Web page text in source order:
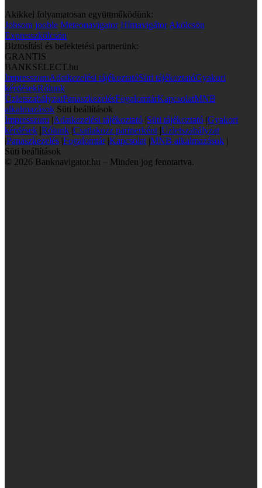
Akikkel folyamatosan együttműködünk:
Jobsora jooble Meteonavigator Hírnavigátor Akölcsön
Expresszkölcsön
Biztosítási és befektetési partnerünk:
GRANTIS
BANKSELECT.hu
ImpresszumAdatkezelési tájékoztatóSüti tájékoztatóGyakori
kérdésekRólunk
ÜzletszabályzatPanaszkezelésFogalomtárKapcsolatMNB
alkalmazások Süti beállítások
Impresszum |Adatkezelési tájékoztató |Süti tájékoztató |Gyakori
kérdések |Rólunk |Csatlakozz partnerként |Üzletszabályzat
|Panaszkezelés |Fogalomtár |Kapcsolat |MNB alkalmazások |
Süti beállítások
© 2026 Banknavigator.hu – Minden jog fenntartva.